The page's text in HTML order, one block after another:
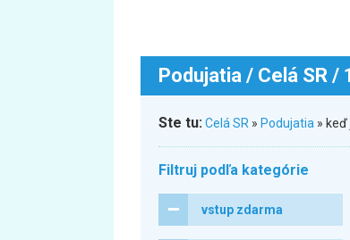
Podujatia / Celá SR /
Ste tu:Celá SR » Podujatia »
Filtruj podľa kategórie
vstup zdarma